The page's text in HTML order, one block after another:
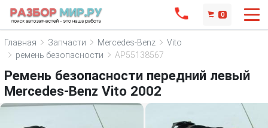
0
Главная Запчасти Mercedes-Benz
Vito
ремень безопасности
AP55138567
Ремень безопасности передний левый
Mercedes-Benz Vito 2002